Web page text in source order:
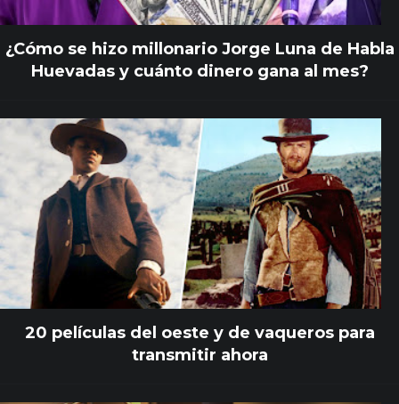
¿Cómo se hizo millonario Jorge Luna de Habla
Huevadas y cuánto dinero gana al mes?
20 películas del oeste y de vaqueros para
transmitir ahora